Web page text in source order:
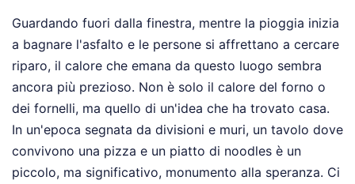
Guardando fuori dalla finestra, mentre la pioggia inizia
a bagnare l'asfalto e le persone si affrettano a cercare
riparo, il calore che emana da questo luogo sembra
ancora più prezioso. Non è solo il calore del forno o
dei fornelli, ma quello di un'idea che ha trovato casa.
In un'epoca segnata da divisioni e muri, un tavolo dove
convivono una pizza e un piatto di noodles è un
piccolo, ma significativo, monumento alla speranza. Ci